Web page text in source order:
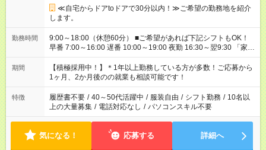
≪自宅からドアtoドアで30分以内！≫ご希望の勤務地を紹介
します。
勤務時間
9:00～18:00（休憩60分） ■ご希望があれば下記シフトもOK！
早番 7:00～16:00 遅番 10:00～19:00 夜勤 16:30～翌9:30 「家族
と休みを合わせたい」 「余裕を持って夕飯の準備がしたい」
「できれば残業はしたくない」 など、ご希望を教えてください
ね。 ※Wワーク希望の方へ 今ご覧のお仕事で希望する勤務時間
と、もう1つのお仕事の勤務時間が 合計で週40時間を超える場
合は応募できません。
期間
【積極採用中！】＊1年以上勤務している方が多数！ご応募から
1ヶ月、2か月後のの就業も相談可能です！
特徴 履歴書不要 / 40～50代活躍中 / 服装自由 / シフト勤務 / 10名以
上の大量募集 / 電話対応なし / パソコンスキル不要
気になる！ 応募する 詳細へ